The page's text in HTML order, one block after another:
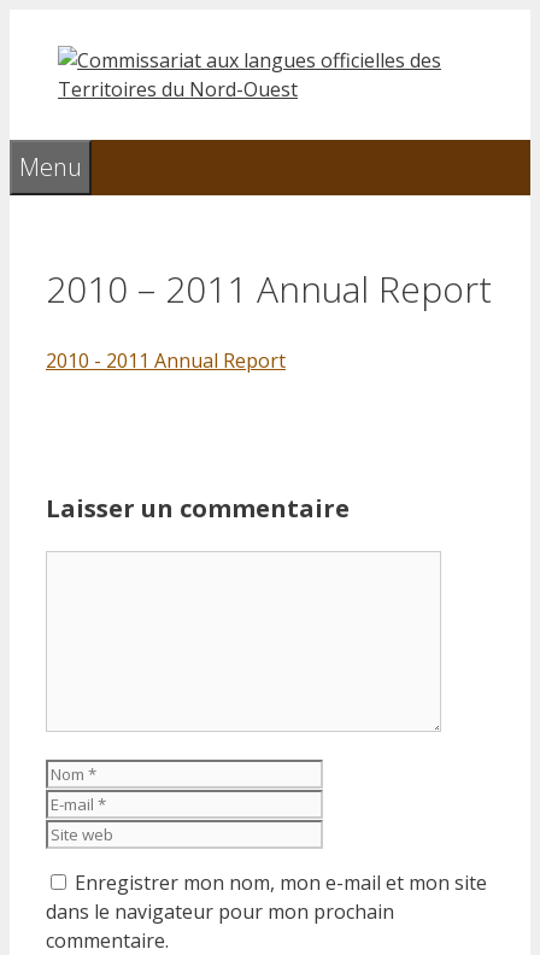
contenu
Menu
2010 – 2011 Annual Report
2010 - 2011 Annual Report
Laisser un commentaire
Nom
Enregistrer mon nom, mon e-mail et mon site
dans le navigateur pour mon prochain
commentaire.